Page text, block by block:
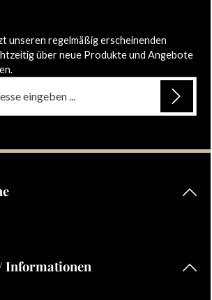
unseren regelmäßig erscheinenden
über neue Produkte und Angebote
zur Kenntnis
Informationen